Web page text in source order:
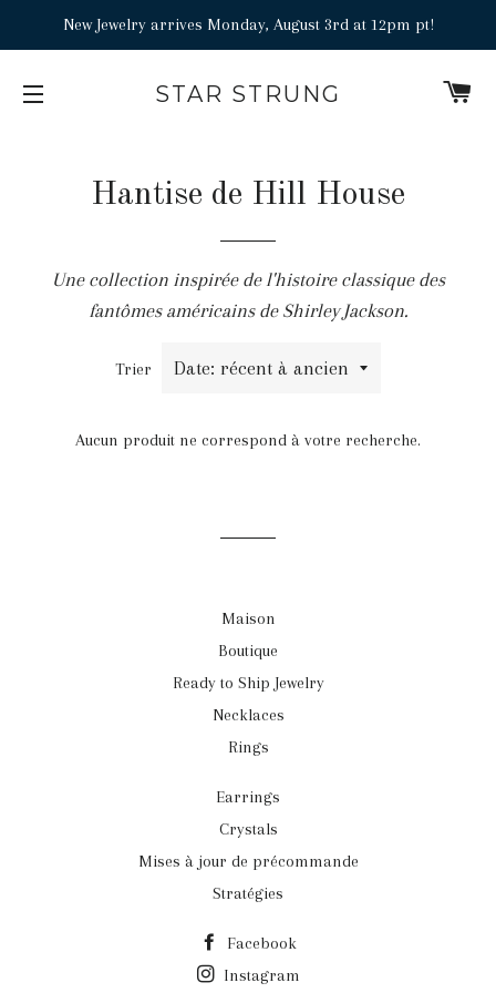
New Jewelry arrives Monday, August 3rd at 12pm pt!
STAR STRUNG
Hantise de Hill House
Une collection inspirée de l'histoire classique des
fantômes américains de Shirley Jackson.
Trier
Aucun produit ne correspond à votre recherche.
Maison
Boutique
Ready to Ship Jewelry
Necklaces
Rings
Earrings
Crystals
Mises à jour de précommande
Stratégies
Facebook
Instagram